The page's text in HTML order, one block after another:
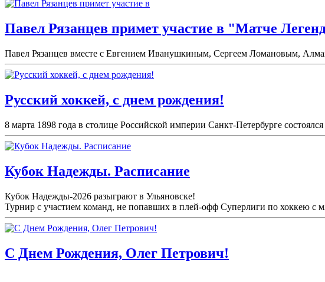
Павел Рязанцев примет участие в "Матче
Павел Рязанцев вместе с Евгением Иванушкиным, Сергеем Ломановым,
Русский хоккей, с днем рождения!
8 марта 1898 года в столице Российской империи Санкт-Петербурге
Кубок Надежды. Расписание
Кубок Надежды-2026 разыграют в Ульяновске!
Турнир с участием команд, не попавших в плей-офф Суперлиги по хоккею с
С Днем Рождения, Олег Петрович!